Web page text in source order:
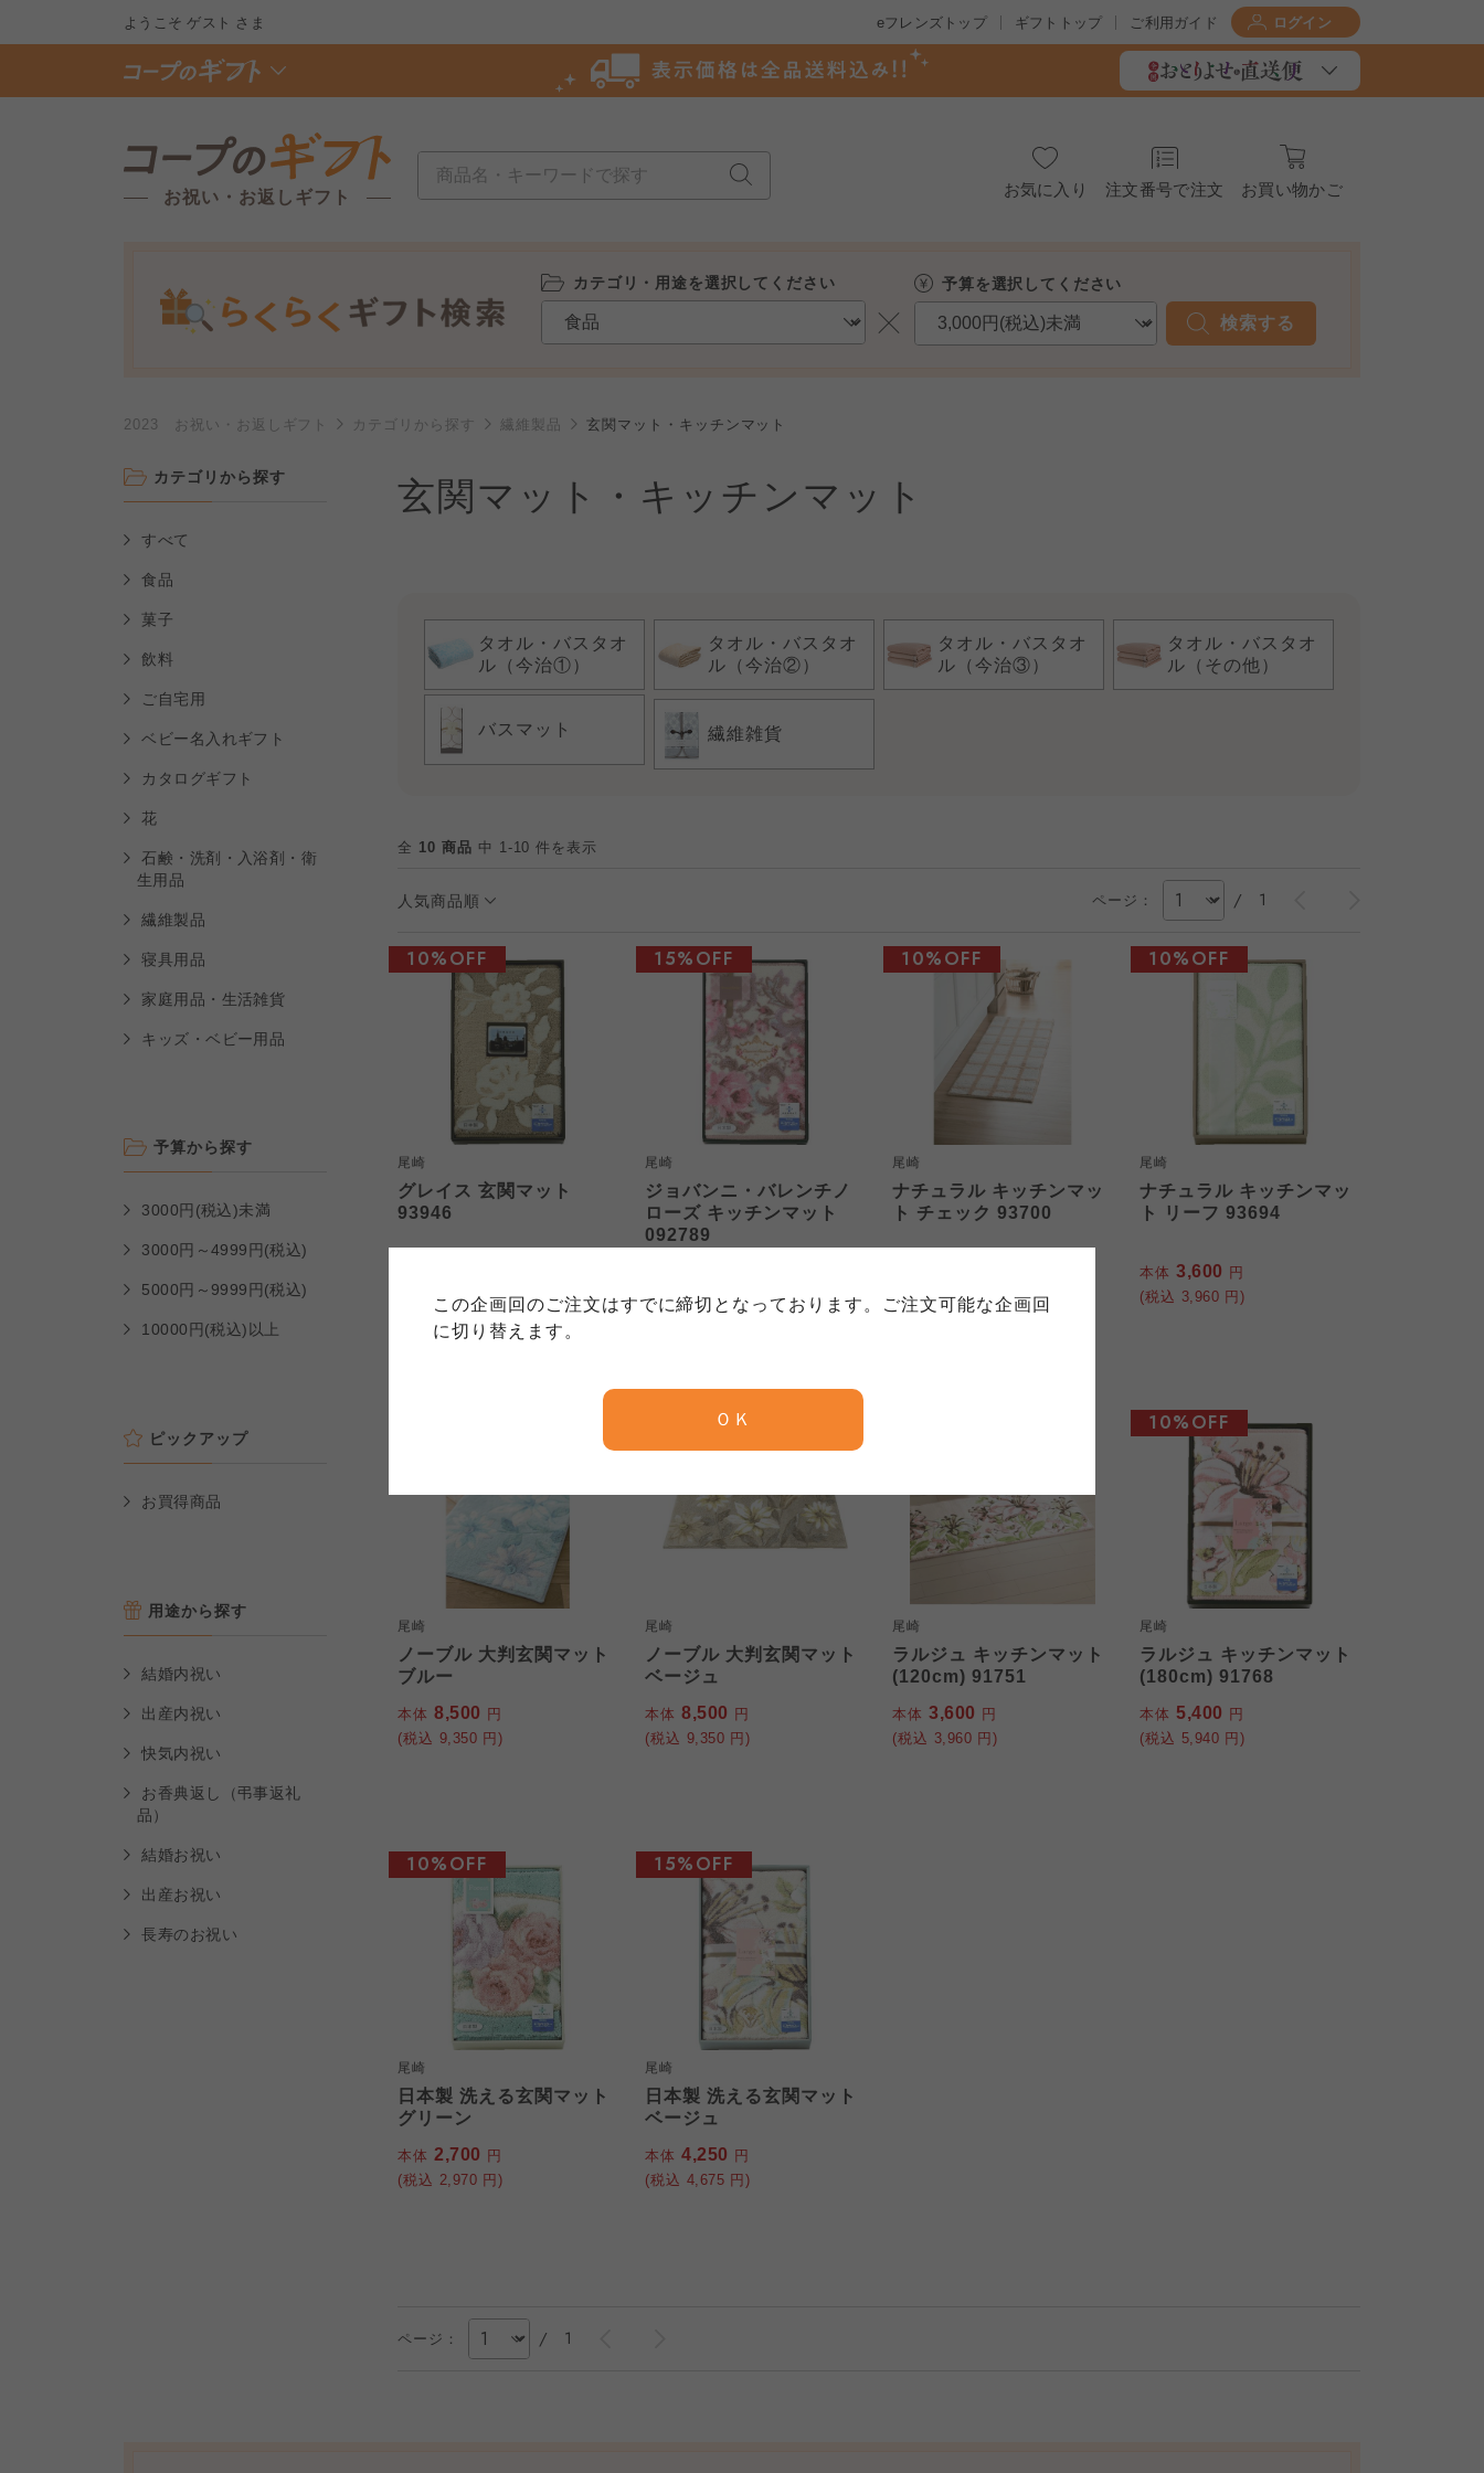
この企画回のご注文はすでに締切となっております。ご注文可能な企画回
に切り替えます。
ＯＫ
ようこそゲスト さま eフレンズトップ ギフトトップ ご利用ガイド ログイン
お祝い・お返しギフト お気に入り 注文番号で注文 お買い物かご
カテゴリ・用途を選択してください 予算を選択してください
検索する
2023 お祝い・お返しギフト カテゴリから探す 繊維製品 玄関マット・キッチンマット
カテゴリから探す
すべて
食品
菓子
飲料
ご自宅用
ベビー名入れギフト
カタログギフト
花
石鹸・洗剤・入浴剤・衛
生用品
繊維製品
寝具用品
家庭用品・生活雑貨
キッズ・ベビー用品
予算から探す
3000円(税込)未満
3000円～4999円(税込)
5000円～9999円(税込)
10000円(税込)以上
ピックアップ
お買得商品
用途から探す
結婚内祝い
出産内祝い
快気内祝い
お香典返し（弔事返礼
品）
結婚お祝い
出産お祝い
長寿のお祝い
玄関マット・キッチンマット
タオル・バスタオ
ル（今治①）
タオル・バスタオ
ル（今治②）
タオル・バスタオ
ル（今治③）
タオル・バスタオ
ル（その他）
バスマット 繊維雑貨
全 10 商品 中 1-10 件を表示
人気商品順 ページ： / 1
尾崎
グレイス 玄関マット
93946
(税込2,970円)
10%OFF
尾崎
ジョバンニ・バレンチノ
ローズ キッチンマット
092789
(税込4,675 円)
15%OFF
尾崎
ナチュラル キッチンマッ
ト チェック 93700
(税込3,960円)
10%OFF
尾崎
ナチュラル キッチンマッ
ト リーフ 93694
本体 3,600 円
(税込 3,960 円)
10%OFF
尾崎
ノーブル 大判玄関マット
ブルー
本体 8,500 円
(税込 9,350 円)
尾崎
ノーブル 大判玄関マット
ベージュ
本体 8,500 円
(税込 9,350 円)
15%OFF
尾崎
ラルジュ キッチンマット
(120cm) 91751
本体 3,600 円
(税込 3,960 円)
尾崎
ラルジュ キッチンマット
(180cm) 91768
本体 5,400 円
(税込 5,940 円)
10%OFF
尾崎
日本製 洗える玄関マット
グリーン
本体 2,700 円
(税込 2,970 円)
10%OFF
尾崎
日本製 洗える玄関マット
ベージュ
本体 4,250 円
(税込 4,675 円)
15%OFF
ページ： / 1
ご利用約款（ご利用規約・ご利用規程）について
このサイトは7つの生協から業務委託を受けて、コープきんき事業連合が運営しています。ご自身が加入されている生協が定
める利用約款をご確認のうえ、ご利用ください。なお、クチコミ投稿については、利用約款の細則として規定されています。
おおさかパルコープ
よどがわ市民生協 大阪いずみ市民生協 わかやま市民生協
個人情報保護方針について
このサイトは7つの生協から業務委託を受けて、コープきんき事業連合が運営しています。お預かりしている個人情報につい
ては、コープ事業連合、ならびに各生協の「個人情報保護方針」にもどづいて、コープ事業連合が適切に管理をおこなってい
コープ事業連合、ならびに各生協の「個人情報保護方針」については各生協のボタンをクリックしてご確認ください。
ならコープ おおさかパルコープ
大阪いずみ市民生協 わかやま市民生協
特定商取引法に基づく表記について
このサイトは7つの生協から業務委託を受けて、コープきんき事業連合が運営しています。販売責任者は、それぞれご利用の
生協となります。
各生協の「特定商取引法に基づく表記について」については各生協のボタンをクリックしてご確認ください。
おおさかパルコープ
大阪いずみ市民生協 わかやま市民生協